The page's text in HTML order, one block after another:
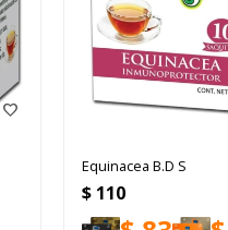
Equinacea B.D S
$ 110